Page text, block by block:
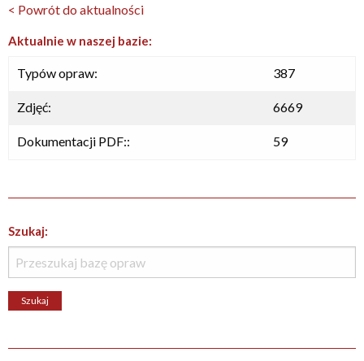
< Powrót do aktualności
Aktualnie w naszej bazie:
Typów opraw: 387
Zdjęć: 6669
Dokumentacji PDF:: 59
Szukaj: